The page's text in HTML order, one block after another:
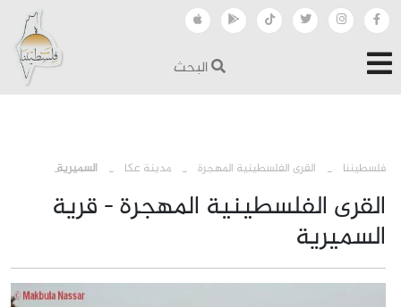
البحث
فلسطيننا › القرى الفلسطينية المهجرة مدينة عكا السميرية
القرى الفلسطينية المهجرة - قرية
السميرية